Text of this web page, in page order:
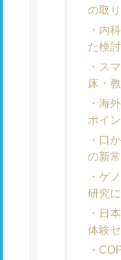
の取
内
た検
ス
床・
海
ポイン
口
の新
ゲ
研究
日
体験